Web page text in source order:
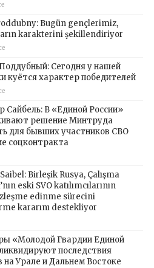
Bugün gençlerimiz,
karakterini şekillendiriyor
Сегодня у нашей
куётся характер победителей
Сайбель: В «Единой России»
решение Минтруда
для бывших участников СВО
соцконтракта
Birleşik Rusya, Çalışma
eski SVO katılımcılarının
edinme sürecini
kararını destekliyor
«Молодой Гвардии Единой
последствия
на Урале и Дальнем Востоке